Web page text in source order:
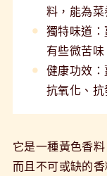
料，能為菜
獨特味道
有些微苦
健康功效
抗氧化、
它是一種黃色香
而且不可或缺的香